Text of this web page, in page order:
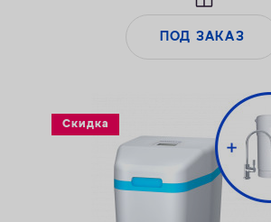
—Максимальная удаляемая концентрация
—Объем воды/соли на регенерацию от 66
ПОД ЗАКАЗ
Скидка